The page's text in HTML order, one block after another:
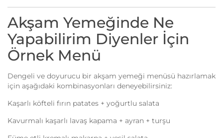
Akşam Yemeğinde Ne
Yapabilirim Diyenler İçin
Örnek Menü
Dengeli ve doyurucu bir akşam yemeği menüsü hazırlamak
için aşağıdaki kombinasyonları deneyebilirsiniz:
Kaşarlı köfteli fırın patates + yoğurtlu salata
Kavurmalı kaşarlı lavaş kapama + ayran + turşu